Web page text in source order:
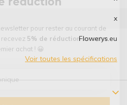
x
Flowerys.eu
Voir toutes les spécifications
pour rester au courant de
5% de réductionsur votre
achat ! 😀